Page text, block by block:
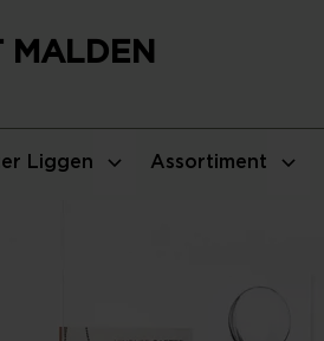
Liggen Assortiment
MALDEN